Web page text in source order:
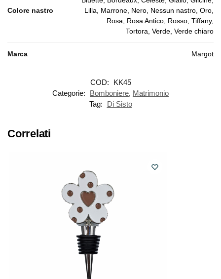
Colore nastro
Lilla, Marrone, Nero, Nessun nastro, Oro,
Rosa, Rosa Antico, Rosso, Tiffany,
Tortora, Verde, Verde chiaro
Marca Margot
COD:
KK45
Categorie:
Bomboniere, Matrimonio
Tag:
Di Sisto
Correlati